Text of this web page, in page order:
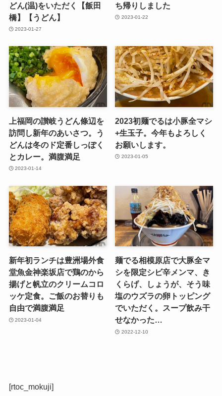
どん(温)をいただく【飯田
橋】【うどん】
2023-01-27
ち帰りしました
2023-01-22
上福岡の讃岐うどん條辺を
訪問し新年のあいさつ。う
どんは冬のド定番しっぽく
とカレー。満腹満足
2023-01-14
2023初麺でるは小豚全マシ
+生玉子。今年もよろしく
お願いします。
2023-01-05
新年初ランチは豊洲場外食
堂魚金神楽坂店で鶏のから
揚げと帆立のクリームコロ
ッケ定食。ご飯のお替りも
自由で満腹満足
2023-01-04
麺でる相模原店で大豚全マ
シを限定シビ辛メンマ、き
くらげ、しょうが、そう味
塩のウズラの卵トッピング
でいただく。スープ飲み干
せなかった…
2022-12-10
[rtoc_mokuji]